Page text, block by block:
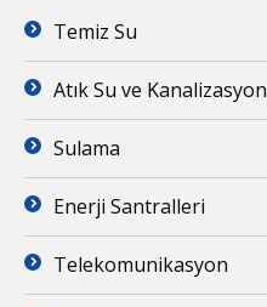
Temiz Su
Atık Su ve Kanalizasyon
Sulama
Enerji Santralleri
Telekomunikasyon